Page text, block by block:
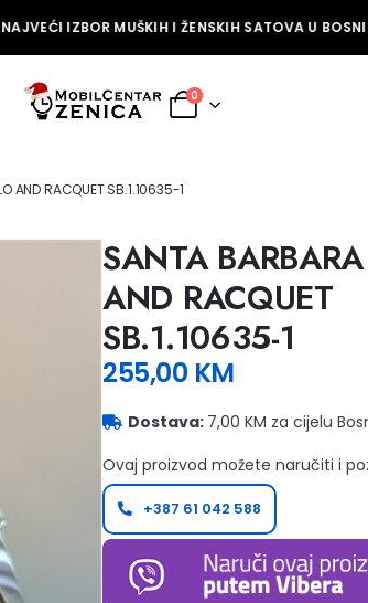
IZBOR MUŠKIH I ŽENSKIH SATOVA U
0
AND RACQUET SB.1.10635-1
SANTA
AND RACQUET
SB.1.10635-1
255,00 KM
Dostava: 7,00 KM za cijelu
Ovaj proizvod možete naručiti i
+387 61 042 588